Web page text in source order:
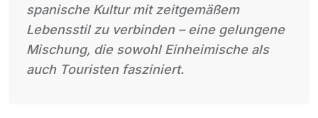
spanische Kultur mit zeitgemäßem
Lebensstil zu verbinden – eine gelungene
Mischung, die sowohl Einheimische als
auch Touristen fasziniert.